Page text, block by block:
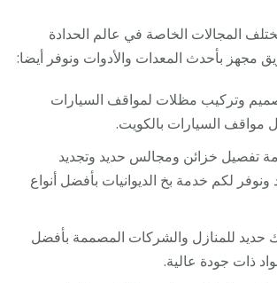
المجالات الخاصة في عالم الحدادة
مجهز بأحدث المعدات والأدوات ونوفر أيضا:
وتركيب مظلات لمواقف السيارات
مواقف السيارات بالكويت.
تفصيل خزائن ومجالس حديد وتجديد
ونوفر لكم خدمة بخ الديوانيات بأفضل أنواع
حديد للمنازل والشركات المصممة بأفضل
ذات جودة عالية.